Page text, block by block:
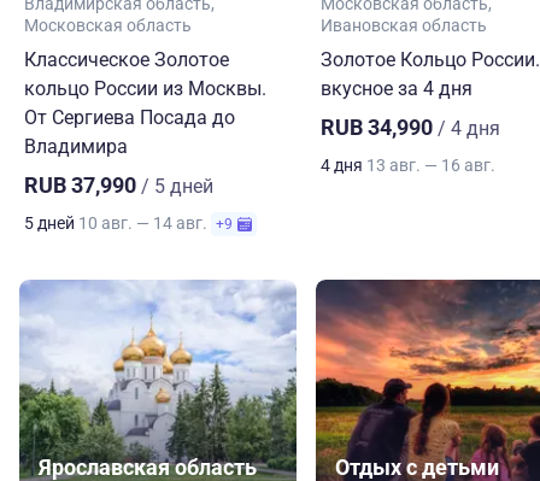
Московская область
Классическое Золотое
кольцо России из Москвы.
От Сергиева Посада до
Владимира
RUB 37,990 / 5 дней
5 дней 10 авг. — 14 авг. +9
Ивановская область
Золотое Кольцо
вкусное за 4 дня
RUB 34,990 / 4 дня
4 дня 13 авг. — 16 авг.
Ярославская область Отдых с детьми